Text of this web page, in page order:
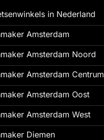
in Nederland
Amsterdam
Amsterdam Noord
Amsterdam Centrum
Amsterdam Oost
Amsterdam West
Diemen